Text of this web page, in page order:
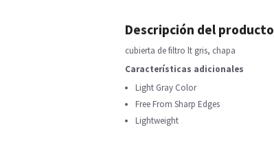
Descripción del producto
cubierta de filtro lt gris, chapa
Características adicionales
Light Gray Color
Free From Sharp Edges
Lightweight